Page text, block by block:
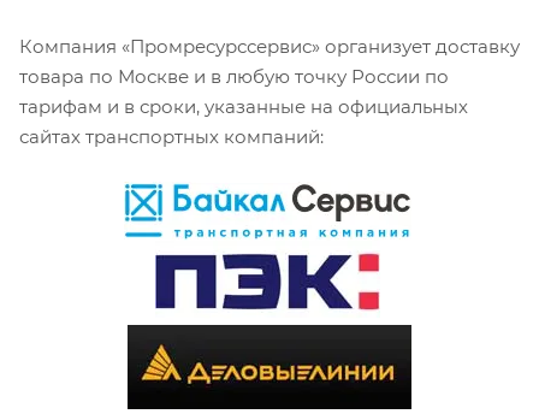
Компания «Промресурссервис» организует доставку
товара по Москве и в любую точку России по
тарифам и в сроки, указанные на официальных
сайтах транспортных компаний: